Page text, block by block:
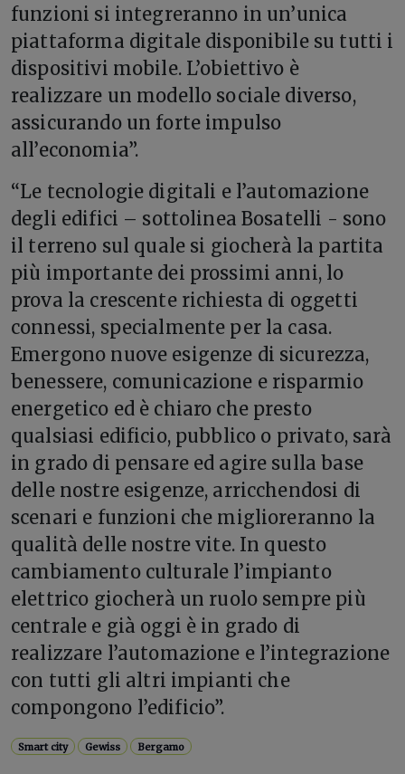
funzioni si integreranno in un’unica
piattaforma digitale disponibile su tutti i
dispositivi mobile. L’obiettivo è
realizzare un modello sociale diverso,
assicurando un forte impulso
all’economia”.
“Le tecnologie digitali e l’automazione
degli edifici – sottolinea Bosatelli - sono
il terreno sul quale si giocherà la partita
più importante dei prossimi anni, lo
prova la crescente richiesta di oggetti
connessi, specialmente per la casa.
Emergono nuove esigenze di sicurezza,
benessere, comunicazione e risparmio
energetico ed è chiaro che presto
qualsiasi edificio, pubblico o privato, sarà
in grado di pensare ed agire sulla base
delle nostre esigenze, arricchendosi di
scenari e funzioni che miglioreranno la
qualità delle nostre vite. In questo
cambiamento culturale l’impianto
elettrico giocherà un ruolo sempre più
centrale e già oggi è in grado di
realizzare l’automazione e l’integrazione
con tutti gli altri impianti che
compongono l’edificio”.
Smart city Gewiss Bergamo